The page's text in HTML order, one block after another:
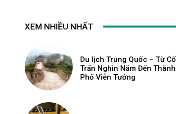
XEM NHIỀU NHẤT
Du lịch Trung Quốc – Từ Cổ
Trấn Nghìn Năm Đến Thành
Phố Viễn Tưởng